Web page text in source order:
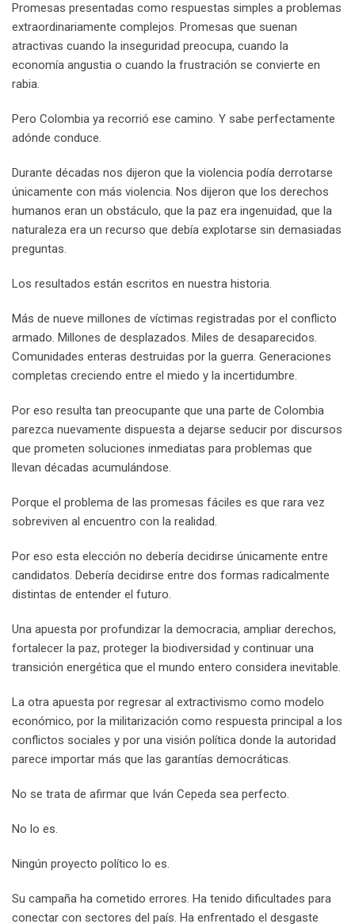
Promesas presentadas como respuestas simples a problemas
extraordinariamente complejos. Promesas que suenan
atractivas cuando la inseguridad preocupa, cuando la
economía angustia o cuando la frustración se convierte en
rabia.
Pero Colombia ya recorrió ese camino. Y sabe perfectamente
adónde conduce.
Durante décadas nos dijeron que la violencia podía derrotarse
únicamente con más violencia. Nos dijeron que los derechos
humanos eran un obstáculo, que la paz era ingenuidad, que la
naturaleza era un recurso que debía explotarse sin demasiadas
preguntas.
Los resultados están escritos en nuestra historia.
Más de nueve millones de víctimas registradas por el conflicto
armado. Millones de desplazados. Miles de desaparecidos.
Comunidades enteras destruidas por la guerra. Generaciones
completas creciendo entre el miedo y la incertidumbre.
Por eso resulta tan preocupante que una parte de Colombia
parezca nuevamente dispuesta a dejarse seducir por discursos
que prometen soluciones inmediatas para problemas que
llevan décadas acumulándose.
Porque el problema de las promesas fáciles es que rara vez
sobreviven al encuentro con la realidad.
Por eso esta elección no debería decidirse únicamente entre
candidatos. Debería decidirse entre dos formas radicalmente
distintas de entender el futuro.
Una apuesta por profundizar la democracia, ampliar derechos,
fortalecer la paz, proteger la biodiversidad y continuar una
transición energética que el mundo entero considera inevitable.
La otra apuesta por regresar al extractivismo como modelo
económico, por la militarización como respuesta principal a los
conflictos sociales y por una visión política donde la autoridad
parece importar más que las garantías democráticas.
No se trata de afirmar que Iván Cepeda sea perfecto.
No lo es.
Ningún proyecto político lo es.
Su campaña ha cometido errores. Ha tenido dificultades para
conectar con sectores del país. Ha enfrentado el desgaste